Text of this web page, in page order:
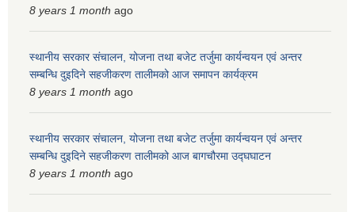
8 years 1 month ago
स्थानीय सरकार संचालन, योजना तथा बजेट तर्जुमा कार्यन्वयन एवं अन्तर
सम्बन्धि दुइदिने सहजीकरण तालीमको आज समापन कार्यक्रम
8 years 1 month ago
स्थानीय सरकार संचालन, योजना तथा बजेट तर्जुमा कार्यन्वयन एवं अन्तर
सम्बन्धि दुइदिने सहजीकरण तालीमको आज बागचौरमा उद्घघाटन
8 years 1 month ago